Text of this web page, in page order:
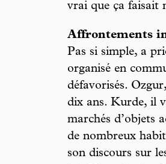
vrai que ça faisait
Affrontements
Pas si simple, a
organisé en
défavorisés.
dix ans. Kurde, il
marchés d’objets
de nombreux
son discours sur